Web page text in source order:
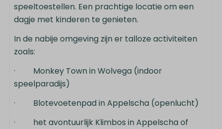
speeltoestellen. Een prachtige locatie om een
dagje met kinderen te genieten.
In de nabije omgeving zijn er talloze activiteiten
zoals:
· Monkey Town in Wolvega (indoor
speelparadijs)
· Blotevoetenpad in Appelscha (openlucht)
· het avontuurlijk Klimbos in Appelscha of